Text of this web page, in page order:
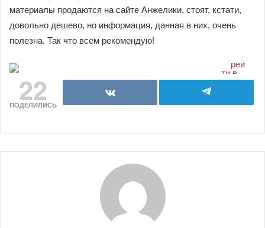
материалы продаются на сайте Анжелики, стоят, кстати,
довольно дешево, но информация, данная в них, очень
полезна. Так что всем рекомендую!
22
ПОДЕЛИЛИСЬ